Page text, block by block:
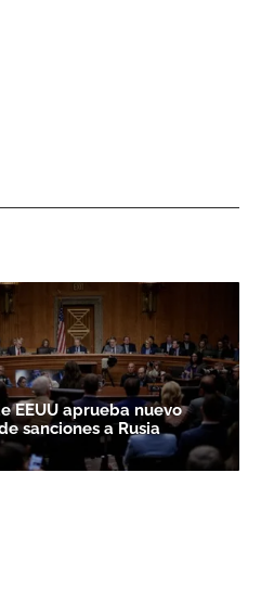
EEUU aprueba nuevo
sanciones a Rusia